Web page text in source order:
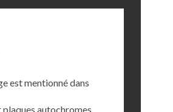
est mentionné dans
plaques autochromes